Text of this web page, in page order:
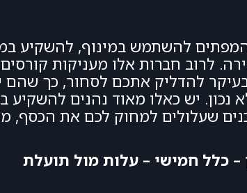
להשתמש במינוף, להשקיע
לרוב חברות אלו מעניקות
להדליק אתכם לסחור, כך שהם
נכון. יש כאלו מאוד נהנים להשקיע
שעלולים למחוק לכם את
– כלל חמישי – עלות מול תועלת